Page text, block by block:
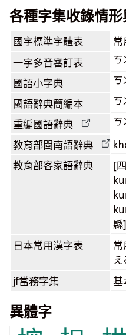
各種字集收錄情
國字標準字體表 常
一字多音審訂表 ㄎ
國語小字典 ㄎ
國語辭典簡編本 ㄎ
重編國語辭典 ㄎ
教育部閩南語辭典
教育部客家語辭典
[
日本常用漢字表
常
え
jf當務字集 基
異體字